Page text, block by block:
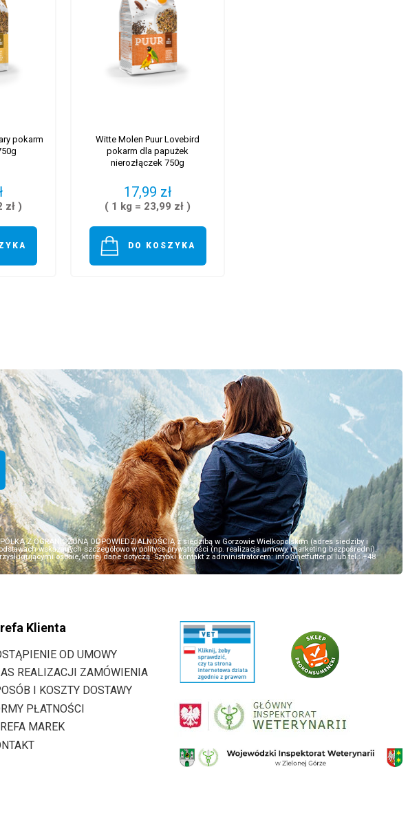
pokarm
zł )
Witte Molen Puur Lovebird
pokarm dla papużek
nierozłączek 750g
17,99 zł
( 1 kg = 23,99 zł )
DO KOSZYKA
Z OGRANICZONĄ ODPOWIEDZIALNOŚCIĄ z siedzibą w Gorzowie Wielkopolskim (adres siedziby i
wskazanych szczegółowo w polityce prywatności (np. realizacja umowy, marketing bezpośredni).
osobie, której dane dotyczą. Szybki kontakt z administratorem: info@netfutter.pl lub tel.: +48
Klienta
OD UMOWY
REALIZACJI ZAMÓWIENIA
I KOSZTY DOSTAWY
PŁATNOŚCI
MAREK